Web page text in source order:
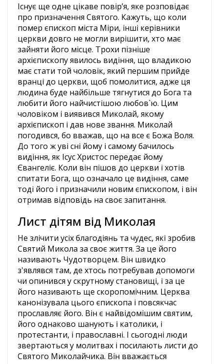
Існує ще одне цікаве повір’я, яке розповідає
про призначення Святого. Кажуть, що коли
помер єпископ міста Міри, інші керівники
церкви довго не могли вирішити, хто має
зайняти його місце. Трохи пізніше
архієпископу явилось видіння, що владикою
має стати той чоловік, який першим прийде
вранці до церкви, щоб помолитися, адже ця
людина буде найбільше тягнутися до Бога та
любити його найчистішою любов`ю. Цим
чоловіком і виявився Миколай, якому
архієпископ і дав нове звання. Миколай
погодився, бо вважав, що на все є Божа Воля.
До того ж уві сні йому і самому бачилось
видіння, як Ісус Христос передає йому
Євангеліє. Коли він пішов до церкви і хотів
спитати Бога, що означало це видіння, саме
тоді його і призначили новим єпископом, і він
отримав відповідь на своє запитання.
Лист дітям від Миколая
Не злічити усіх благодіянь та чудес, які зробив
Святий Микола за своє життя. За це його
називають Чудотворцем. Він швидко
з'являвся там, де хтось потребував допомоги
чи опинився у скрутному становищі, і за це
його називають ще скоропомічним. Церква
канонізувала цього єпископа і повсякчас
прославляє його. Він є найвідомішим святим,
його однаково шанують і католики, і
протестанти, і православні. І сьогодні люди
звертаються у молитвах і посилають листи до
Святого Миколайчика. Він вважається